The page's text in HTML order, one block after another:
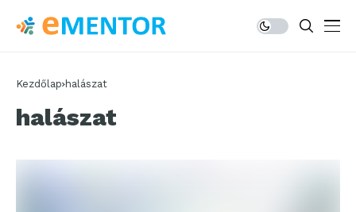
Kezdőlap halászat
halászat